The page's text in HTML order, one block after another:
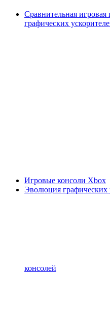
Сравнительная игровая
графических
Игровые консоли Xbox
Эволюция графических
консолей